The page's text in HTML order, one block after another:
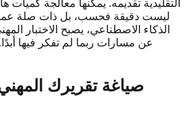
التقليدية تقديمه. يمكنها معالجة كميات
ليست دقيقة فحسب، بل ذات صلة
الذكاء الاصطناعي، يصبح الاختبار
عن مسارات ربما لم تفكر فيها
صياغة تقريرك